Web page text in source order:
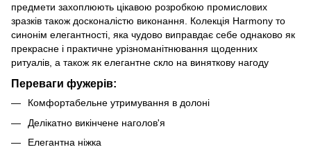
предмети захоплюють цікавою розробкою промислових
зразків також досконалістю виконання. Колекція Harmony то
синонім елегантності, яка чудово виправдає себе однаково як
прекрасне і практичне урізноманітнювання щоденних
ритуалів, а також як елегантне скло на виняткову нагоду
Переваги фужерів:
Комфортабельне утримування в долоні
Делікатно викінчене наголов'я
Елегантна ніжка